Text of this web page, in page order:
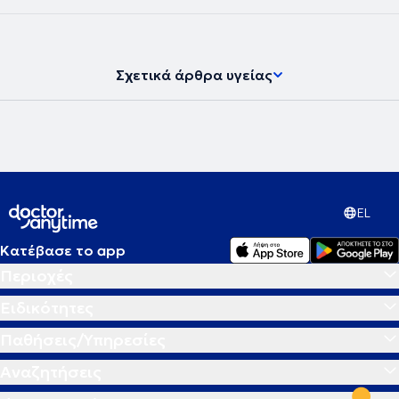
Σχετικά άρθρα υγείας
EL
Κατέβασε το app